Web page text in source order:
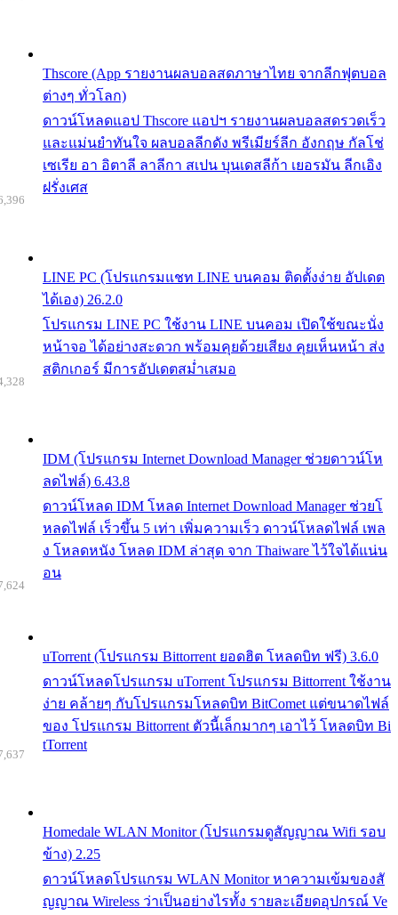
Thscore (App รายงานผลบอลสดภาษาไทย จากลีกฟุตบอล
ต่างๆ ทั่วโลก)
ดาวน์โหลดแอป Thscore แอปฯ รายงานผลบอลสดรวดเร็ว
และแม่นยำทันใจ ผลบอลลีกดัง พรีเมียร์ลีก อังกฤษ กัลโช่
เซเรีย อา อิตาลี ลาลีกา สเปน บุนเดสลีก้า เยอรมัน ลีกเอิง
ฝรั่งเศส
LINE PC (โปรแกรมแชท LINE บนคอม ติดตั้งง่าย อัปเดต
ได้เอง) 26.2.0
โปรแกรม LINE PC ใช้งาน LINE บนคอม เปิดใช้ขณะนั่ง
หน้าจอ ได้อย่างสะดวก พร้อมคุยด้วยเสียง คุยเห็นหน้า ส่ง
สติกเกอร์ มีการอัปเดตสม่ำเสมอ
IDM (โปรแกรม Internet Download Manager ช่วยดาวน์โห
ลดไฟล์) 6.43.8
ดาวน์โหลด IDM โหลด Internet Download Manager ช่วยโ
หลดไฟล์ เร็วขึ้น 5 เท่า เพิ่มความเร็ว ดาวน์โหลดไฟล์ เพล
ง โหลดหนัง โหลด IDM ล่าสุด จาก Thaiware ไว้ใจได้แน่น
อน
uTorrent (โปรแกรม Bittorrent ยอดฮิต โหลดบิท ฟรี) 3.6.0
ดาวน์โหลดโปรแกรม uTorrent โปรแกรม Bittorrent ใช้งาน
ง่าย คล้ายๆ กับโปรแกรมโหลดบิท BitComet แต่ขนาดไฟล์
ของ โปรแกรม Bittorrent ตัวนี้เล็กมากๆ เอาไว้ โหลดบิท Bi
tTorrent
Homedale WLAN Monitor (โปรแกรมดูสัญญาณ Wifi รอบ
ข้าง) 2.25
ดาวน์โหลดโปรแกรม WLAN Monitor หาความเข้มของสั
ญญาณ Wireless ว่าเป็นอย่างไรทั้ง รายละเอียดอุปกรณ์ Ve